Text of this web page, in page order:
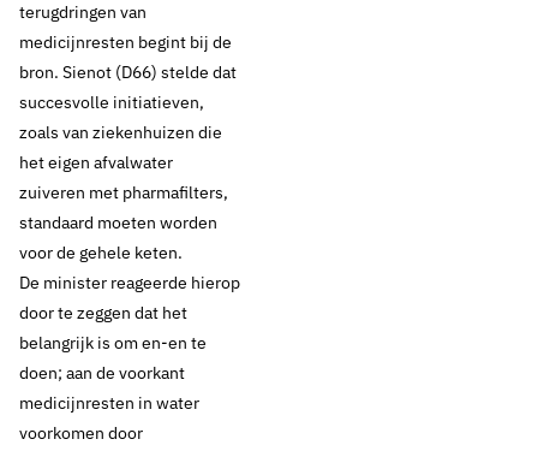
terugdringen van
medicijnresten begint bij de
bron. Sienot (D66) stelde dat
succesvolle initiatieven,
zoals van ziekenhuizen die
het eigen afvalwater
zuiveren met pharmafilters,
standaard moeten worden
voor de gehele keten.
De minister reageerde hierop
door te zeggen dat het
belangrijk is om en-en te
doen; aan de voorkant
medicijnresten in water
voorkomen door